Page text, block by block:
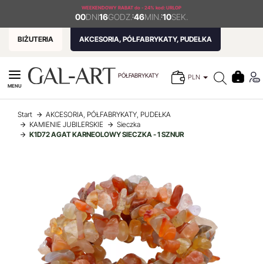
WEEKENDOWY RABAT do - 24% kod: URLOP
00DNI16GODZ. :46MIN. :10SEK.
BIŻUTERIA AKCESORIA, PÓŁFABRYKATY, PUDEŁKA
PÓŁFABRYKATY PLN
MENU
Start
AKCESORIA, PÓŁFABRYKATY, PUDEŁKA
KAMIENIE JUBILERSKIE
Sieczka
K1D72 AGAT KARNEOLOWY SIECZKA - 1 SZNUR